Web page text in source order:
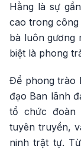
Hằng là sự
cao trong
bà luôn gương
biệt là phong
Để phong trào
đạo Ban lãnh
tổ chức đoàn
tuyên truyền,
ninh trật tự.